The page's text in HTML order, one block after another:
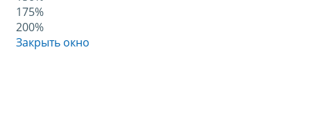
175%
200%
Закрыть окно